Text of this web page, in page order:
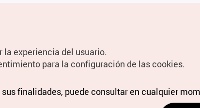
Guías digitales
experiencia del usuario.
para la configuración de las cookies.
finalidades, puede consultar en cualquier